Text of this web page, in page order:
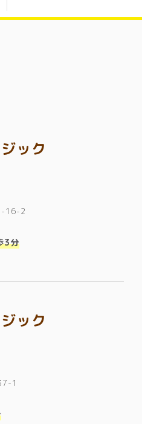
ック
16-2
3分
ック
1